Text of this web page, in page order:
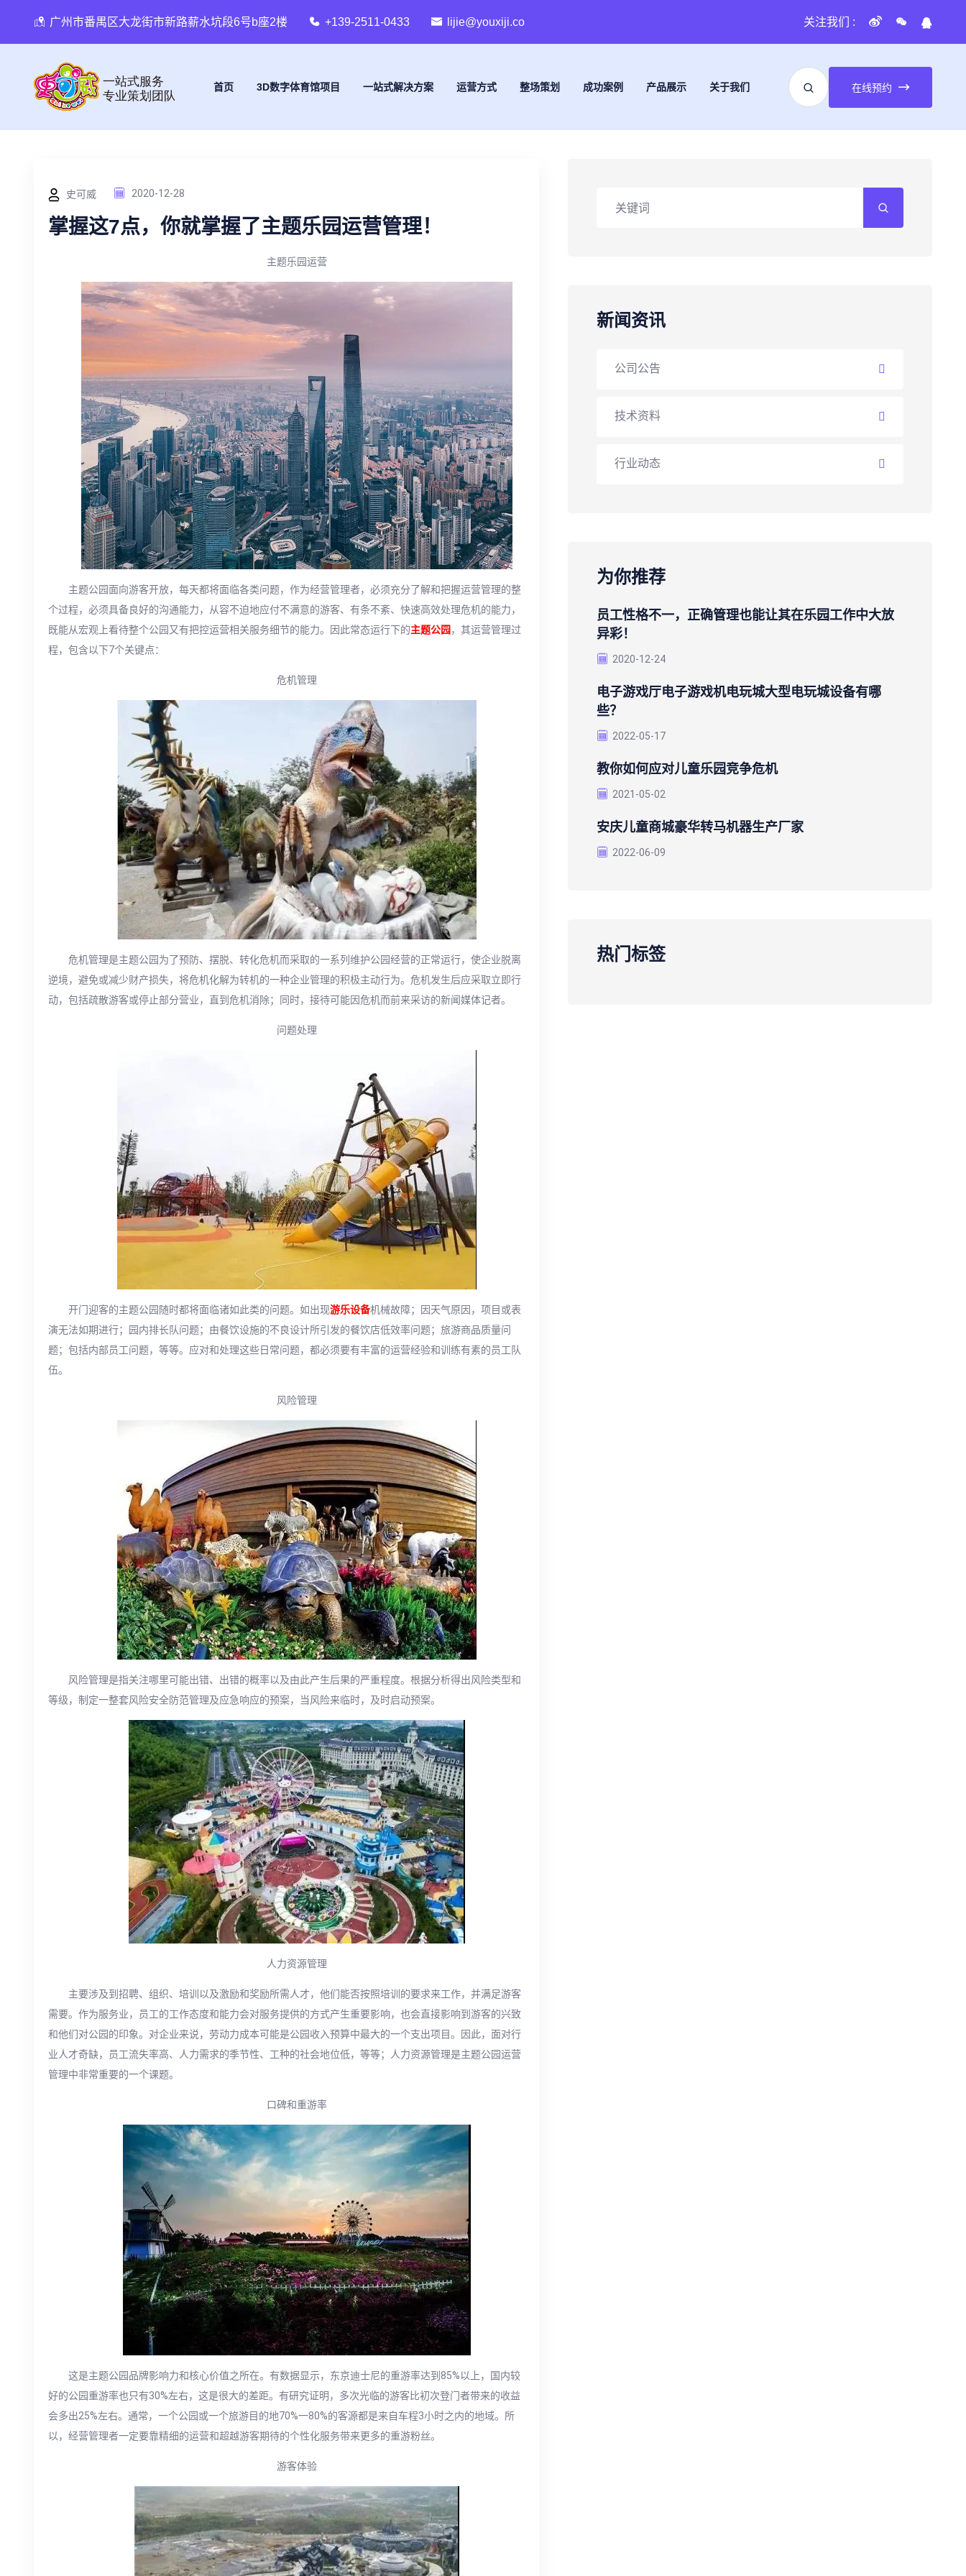
广州市番禺区大龙街市新路薪水坑段6号b座2楼 +139-2511-0433 lijie@youxiji.co 关注我们 :
首页 3D数字体育馆项目 一站式解决方案 运营方式 整场策划 成功案例 产品展示 关于我们 在线预约
史可威 2020-12-28
掌握这7点，你就掌握了主题乐园运营管理！
主题乐园运营
主题公园面向游客开放，每天都将面临各类问题，作为经营管理者，必须充分了解和把握运营管理的整
个过程，必须具备良好的沟通能力，从容不迫地应付不满意的游客、有条不紊、快速高效处理危机的能力，
既能从宏观上看待整个公园又有把控运营相关服务细节的能力。因此常态运行下的主题公园 ，其运营管理过
程，包含以下7个关键点：
危机管理
危机管理是主题公园为了预防、摆脱、转化危机而采取的一系列维护公园经营的正常运行，使企业脱离
逆境，避免或减少财产损失，将危机化解为转机的一种企业管理的积极主动行为。危机发生后应采取立即行
动，包括疏散游客或停止部分营业，直到危机消除；同时，接待可能因危机而前来采访的新闻媒体记者。
问题处理
开门迎客的主题公园随时都将面临诸如此类的问题。如出现游乐设备机械故障；因天气原因，项目或表
演无法如期进行；园内排长队问题；由餐饮设施的不良设计所引发的餐饮店低效率问题；旅游商品质量问
题；包括内部员工问题，等等。应对和处理这些日常问题，都必须要有丰富的运营经验和训练有素的员工队
伍。
风险管理
风险管理是指关注哪里可能出错、出错的概率以及由此产生后果的严重程度。根据分析得出风险类型和
等级，制定一整套风险安全防范管理及应急响应的预案，当风险来临时，及时启动预案。
人力资源管理
主要涉及到招聘、组织、培训以及激励和奖励所需人才，他们能否按照培训的要求来工作，并满足游客
需要。作为服务业，员工的工作态度和能力会对服务提供的方式产生重要影响，也会直接影响到游客的兴致
和他们对公园的印象。对企业来说，劳动力成本可能是公园收入预算中最大的一个支出项目。因此，面对行
业人才奇缺，员工流失率高、人力需求的季节性、工种的社会地位低，等等；人力资源管理是主题公园运营
管理中非常重要的一个课题。
口碑和重游率
这是主题公园品牌影响力和核心价值之所在。有数据显示，东京迪士尼的重游率达到85%以上，国内较
好的公园重游率也只有30%左右，这是很大的差距。有研究证明，多次光临的游客比初次登门者带来的收益
会多出25%左右。通常，一个公园或一个旅游目的地70%一80%的客源都是来自车程3小时之内的地域。所
以，经营管理者一定要靠精细的运营和超越游客期待的个性化服务带来更多的重游粉丝。
游客体验
新闻资讯
公司公告
技术资料
行业动态
为你推荐
员工性格不一，正确管理也能让其在乐园工作中大放
异彩！
2020-12-24
电子游戏厅电子游戏机电玩城大型电玩城设备有哪
些？
2022-05-17
教你如何应对儿童乐园竞争危机
2021-05-02
安庆儿童商城豪华转马机器生产厂家
2022-06-09
热门标签